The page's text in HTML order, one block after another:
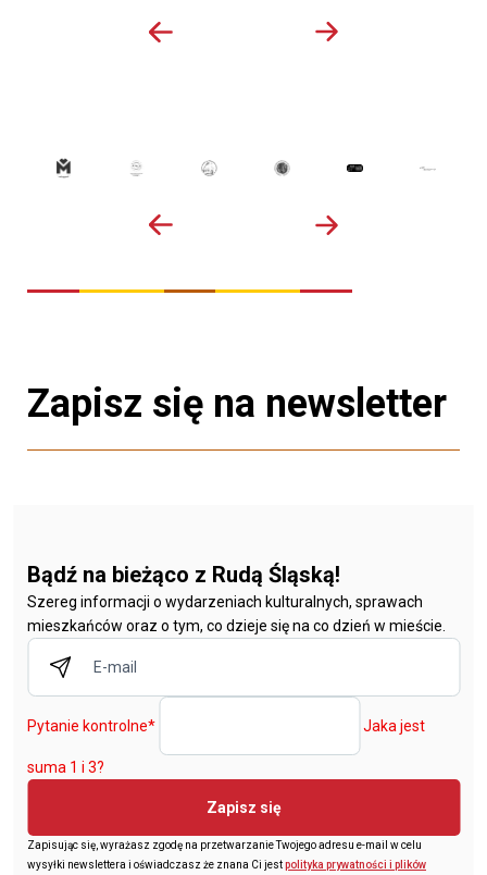
Zapisz się na newsletter
Bądź na bieżąco z Rudą Śląską!
Szereg informacji o wydarzeniach kulturalnych, sprawach
mieszkańców oraz o tym, co dzieje się na co dzień w mieście.
Pytanie kontrolne* Jaka jest
suma 1 i 3?
Zapisz się
Zapisując się, wyrażasz zgodę na przetwarzanie Twojego adresu e-mail w celu
wysyłki newslettera i oświadczasz że znana Ci jestpolityka prywatności i plików